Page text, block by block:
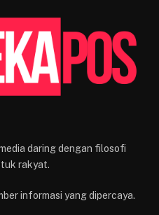
daring dengan filosofi
rakyat.
informasi yang dipercaya.